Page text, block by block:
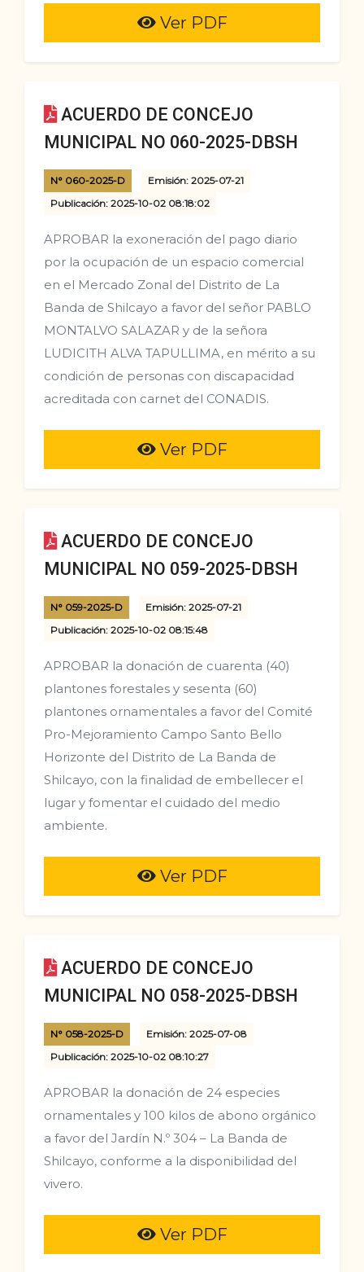
Ver PDF
ACUERDO DE CONCEJO
MUNICIPAL NO 060-2025-DBSH
N° 060-2025-D
Emisión: 2025-07-21
Publicación: 2025-10-02 08:18:02
APROBAR la exoneración del pago diario
por la ocupación de un espacio comercial
en el Mercado Zonal del Distrito de La
Banda de Shilcayo a favor del señor PABLO
MONTALVO SALAZAR y de la señora
LUDICITH ALVA TAPULLIMA, en mérito a su
condición de personas con discapacidad
acreditada con carnet del CONADIS.
Ver PDF
ACUERDO DE CONCEJO
MUNICIPAL NO 059-2025-DBSH
N° 059-2025-D
Emisión: 2025-07-21
Publicación: 2025-10-02 08:15:48
APROBAR la donación de cuarenta (40)
plantones forestales y sesenta (60)
plantones ornamentales a favor del Comité
Pro-Mejoramiento Campo Santo Bello
Horizonte del Distrito de La Banda de
Shilcayo, con la finalidad de embellecer el
lugar y fomentar el cuidado del medio
ambiente.
Ver PDF
ACUERDO DE CONCEJO
MUNICIPAL NO 058-2025-DBSH
N° 058-2025-D
Emisión: 2025-07-08
Publicación: 2025-10-02 08:10:27
APROBAR la donación de 24 especies
ornamentales y 100 kilos de abono orgánico
a favor del Jardín N.º 304 – La Banda de
Shilcayo, conforme a la disponibilidad del
vivero.
Ver PDF